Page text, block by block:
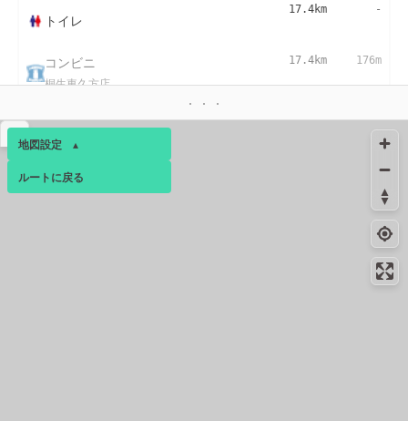
トイレ
17.4km -
コンビニ
桐生東久方店
17.4km 176m
地図設定 ▴
ベース ▴
ルートに戻る